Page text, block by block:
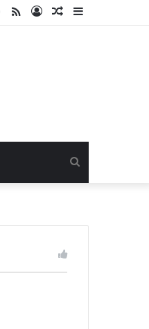
Kenar
Rastgele
Kayıt
RSS
Instagram